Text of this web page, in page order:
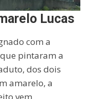
Lucas
com a
pintaram a
dos dois
amarelo, a